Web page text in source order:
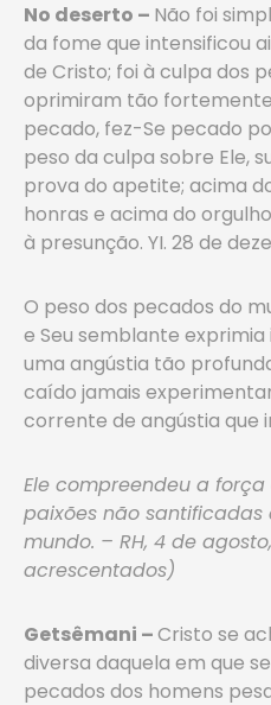
No deserto – Não foi
da fome que intensificou
de Cristo; foi à culpa dos
oprimiram tão
pecado, fez-Se pecado
peso da culpa sobre Ele,
prova do apetite; acima
honras e acima do
à presunção. YI. 28 de
O peso dos pecados do
e Seu semblante
uma angústia tão
caído jamais
corrente de angústia que
Ele compreendeu a
paixões não
mundo. – RH, 4 de
acrescentados)
Getsêmani –Cristo se
diversa daquela em que
pecados dos homens